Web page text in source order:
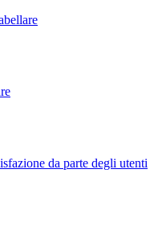
da parte degli utenti